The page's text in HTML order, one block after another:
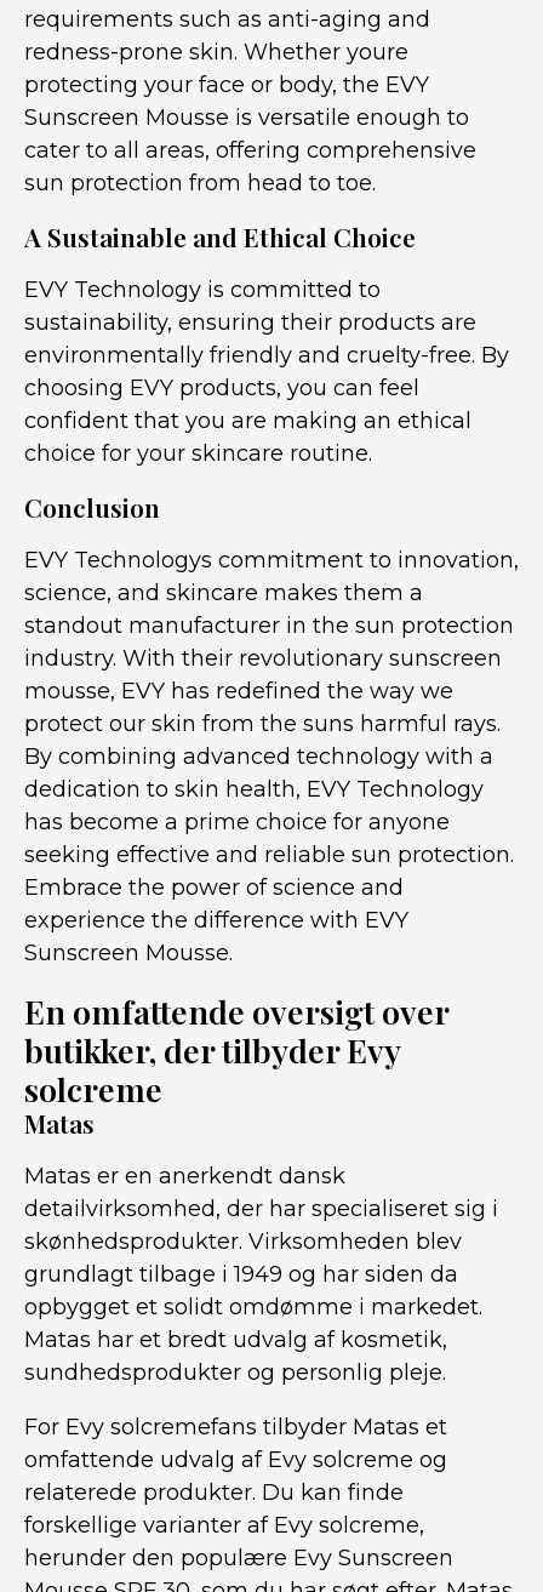
requirements such as anti-aging and
redness-prone skin. Whether youre
protecting your face or body, the EVY
Sunscreen Mousse is versatile enough to
cater to all areas, offering comprehensive
sun protection from head to toe.
A Sustainable and Ethical Choice
EVY Technology is committed to
sustainability, ensuring their products are
environmentally friendly and cruelty-free. By
choosing EVY products, you can feel
confident that you are making an ethical
choice for your skincare routine.
Conclusion
EVY Technologys commitment to innovation,
science, and skincare makes them a
standout manufacturer in the sun protection
industry. With their revolutionary sunscreen
mousse, EVY has redefined the way we
protect our skin from the suns harmful rays.
By combining advanced technology with a
dedication to skin health, EVY Technology
has become a prime choice for anyone
seeking effective and reliable sun protection.
Embrace the power of science and
experience the difference with EVY
Sunscreen Mousse.
En omfattende oversigt over
butikker, der tilbyder Evy
solcreme
Matas
Matas er en anerkendt dansk
detailvirksomhed, der har specialiseret sig i
skønhedsprodukter. Virksomheden blev
grundlagt tilbage i 1949 og har siden da
opbygget et solidt omdømme i markedet.
Matas har et bredt udvalg af kosmetik,
sundhedsprodukter og personlig pleje.
For Evy solcremefans tilbyder Matas et
omfattende udvalg af Evy solcreme og
relaterede produkter. Du kan finde
forskellige varianter af Evy solcreme,
herunder den populære Evy Sunscreen